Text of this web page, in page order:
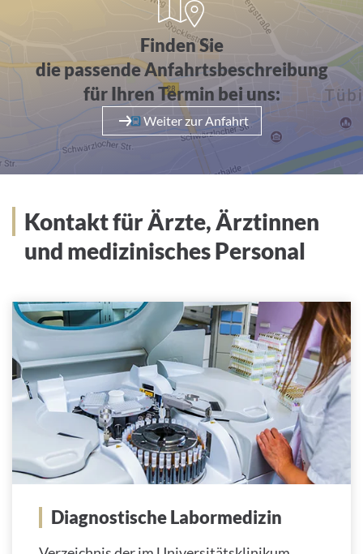
Finden Sie
die passende Anfahrtsbeschreibung
für Ihren Termin bei uns:
Weiter zur Anfahrt
Kontakt für Ärzte, Ärztinnen
und medizinisches Personal
Diagnostische Labormedizin